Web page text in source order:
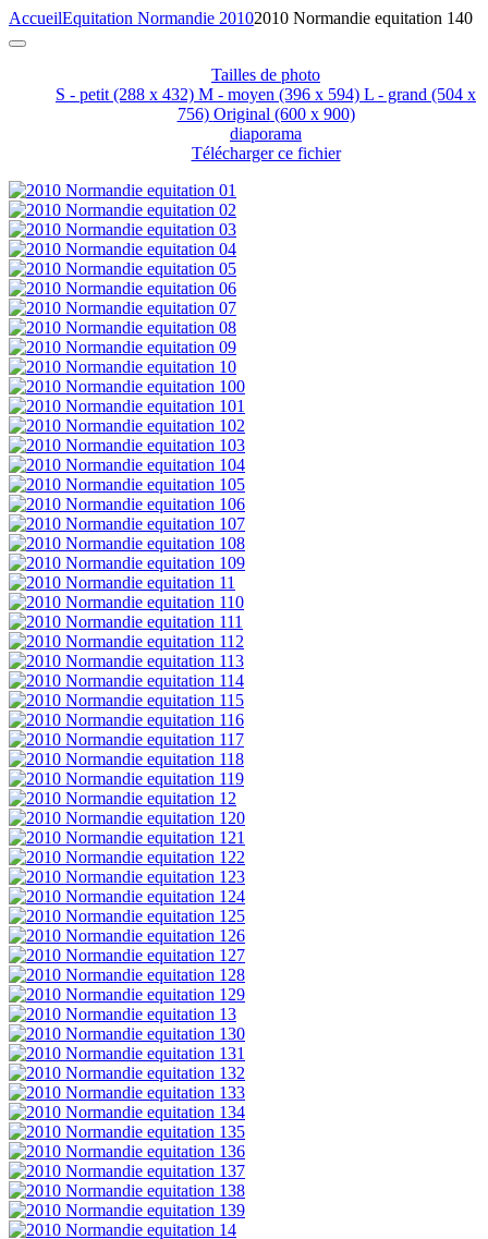
AccueilEquitation Normandie 20102010 Normandie equitation 140
Tailles de photo
S - petit (288 x 432) M - moyen (396 x 594) L - grand (504 x
756) Original (600 x 900)
diaporama
Télécharger ce fichier